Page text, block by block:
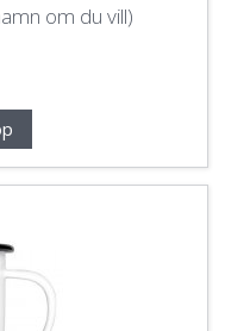
om du vill)